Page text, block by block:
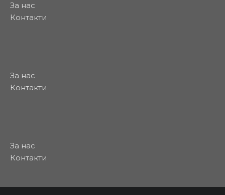
За нас
Контакти
За нас
Контакти
За нас
Контакти